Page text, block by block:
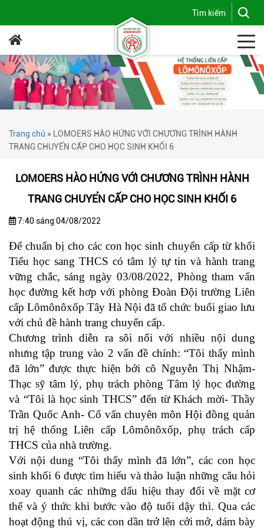
Trang chủ » LOMOERS HÀO HỨNG VỚI CHƯƠNG TRÌNH HÀNH
TRANG CHUYỂN CẤP CHO HỌC SINH KHỐI 6
LOMOERS HÀO HỨNG VỚI CHƯƠNG TRÌNH HÀNH
TRANG CHUYỂN CẤP CHO HỌC SINH KHỐI 6
7:40 sáng 04/08/2022
Để chuẩn bị cho các con học sinh chuyển cấp từ khối
Tiểu học sang THCS có tâm lý tự tin và hành trang
vững chắc, sáng ngày 03/08/2022, Phòng tham vấn
học đường kết hơp với phòng Đoàn Đội trường Liên
cấp Lômônôxốp Tây Hà Nội đã tổ chức buổi giao lưu
với chủ đề hành trang chuyển cấp.
Chương trình diễn ra sôi nổi với nhiều nội dung
nhưng tập trung vào 2 vấn đề chính: “Tôi thấy mình
đã lớn” được thực hiện bởi cô Nguyễn Thị Nhậm-
Thạc sỹ tâm lý, phụ trách phòng Tâm lý học đường
và “Tôi là học sinh THCS” đến từ Khách mời- Thầy
Trần Quốc Anh- Cố vấn chuyên môn Hội đồng quản
trị hệ thống Liên cấp Lômônôxốp, phụ trách cấp
THCS của nhà trường.
Với nội dung “Tôi thấy mình đã lớn”, các con học
sinh khối 6 được tìm hiểu và thảo luận những câu hỏi
xoay quanh các những dấu hiệu thay đổi về mặt cơ
thể và ý thức khi bước vào độ tuổi dậy thì. Qua các
hoạt động thú vị, các con dần trở lên cởi mở, dám bày